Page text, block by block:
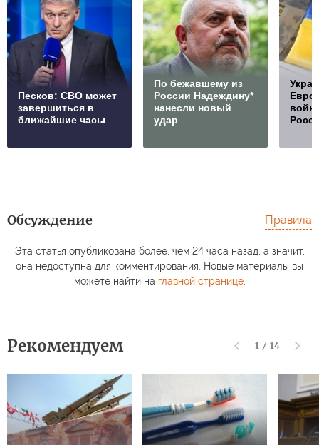
Песков: СВО может
завершиться в
ближайшие часы
По бежавшему из
России Надеждину*
нанесли новый
удар
Обсуждение Правила
Эта статья опубликована более, чем 24 часа назад, а значит,
она недоступна для комментирования. Новые материалы вы
можете найти на главной странице.
Рекомендуем 1 / 14